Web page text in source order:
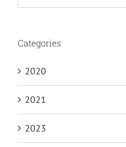
Categories
2020
2021
2023